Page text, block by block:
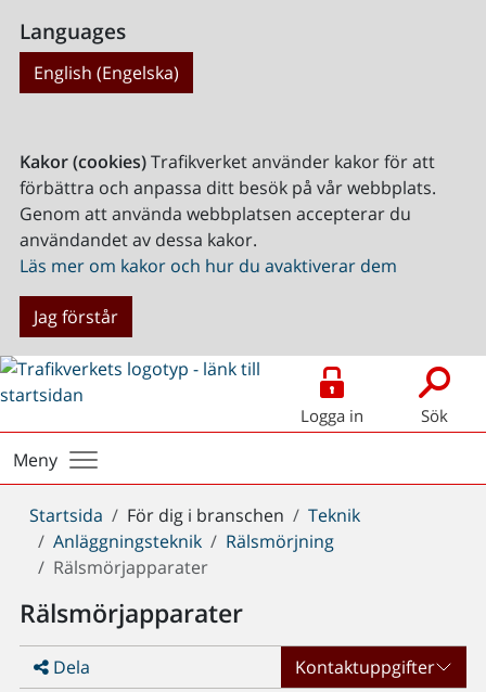
Languages
English (Engelska)
Kakor (cookies)Trafikverket använder kakor för att
förbättra och anpassa ditt besök på vår webbplats.
Genom att använda webbplatsen accepterar du
användandet av dessa kakor.
Läs mer om kakor och hur du avaktiverar dem
Jag förstår
Logga in Sök
Meny
Du
är
här:
Startsida För dig i branschen
Teknik
Anläggningsteknik
Rälsmörjning
Rälsmörjapparater
Rälsmörjapparater
Dela Kontaktuppgifter